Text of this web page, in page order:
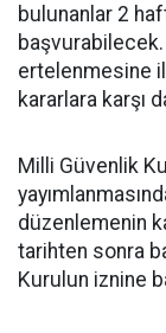
bulunanlar 2
başvurabilecek.
ertelenmesine
kararlara karşı
Milli Güvenlik
düzenlemenin
tarihten sonra
Kurulun iznine